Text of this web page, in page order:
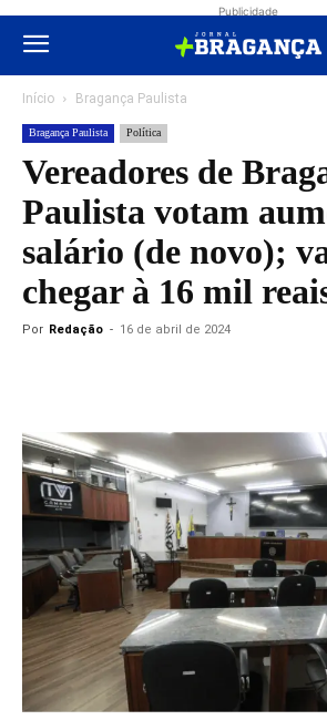
Publicidade
Início Bragança Paulista
Bragança Paulista Política
Vereadores de
Paulista votam
salário (de novo);
chegar à 16 mil
Por Redação - 16 de abril de 2024